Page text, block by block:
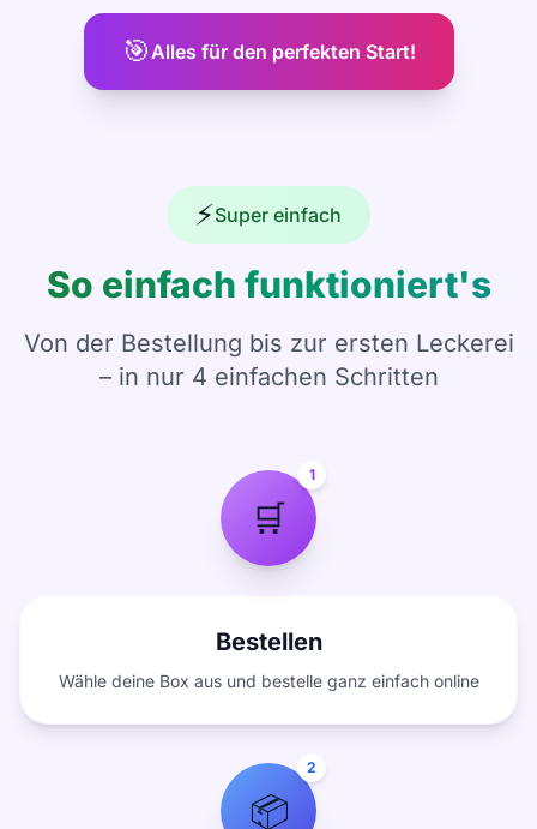
🎯Alles für den perfekten Start!
⚡Super einfach
So einfach funktioniert's
Von der Bestellung bis zur ersten Leckerei
– in nur 4 einfachen Schritten
🛒
1
Bestellen
Wähle deine Box aus und bestelle ganz einfach online
📦
2